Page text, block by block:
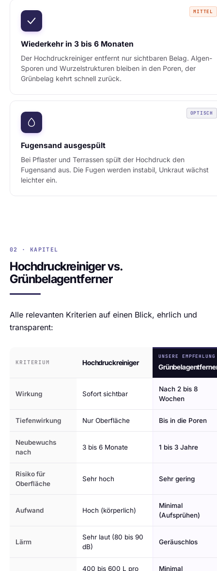
MITTEL
Wiederkehr in 3 bis 6 Monaten
Der Hochdruckreiniger entfernt nur sichtbaren Belag. Algen-
Sporen und Wurzelstrukturen bleiben in den Poren, der
Grünbelag kehrt schnell zurück.
OPTISCH
Fugensand ausgespült
Bei Pflaster und Terrassen spült der Hochdruck den
Fugensand aus. Die Fugen werden instabil, Unkraut wächst
leichter ein.
02 · KAPITEL
Hochdruckreiniger vs.
Grünbelagentferner
Alle relevanten Kriterien auf einen Blick, ehrlich und
transparent:
KRITERIUM Hochdruckreiniger
UNSERE EMPFEHLUNG
Wirkung Sofort sichtbar
Nach 2 bis 8
Wochen
Tiefenwirkung Nur Oberfläche Bis in die Poren
Neubewuchs
nach
3 bis 6 Monate 1 bis 3 Jahre
Risiko für
Oberfläche
Sehr hoch Sehr gering
Aufwand Hoch (körperlich)
Minimal
(Aufsprühen)
Lärm
Sehr laut (80 bis 90
dB)
Geräuschlos
400 bis 600 L pro Minimal